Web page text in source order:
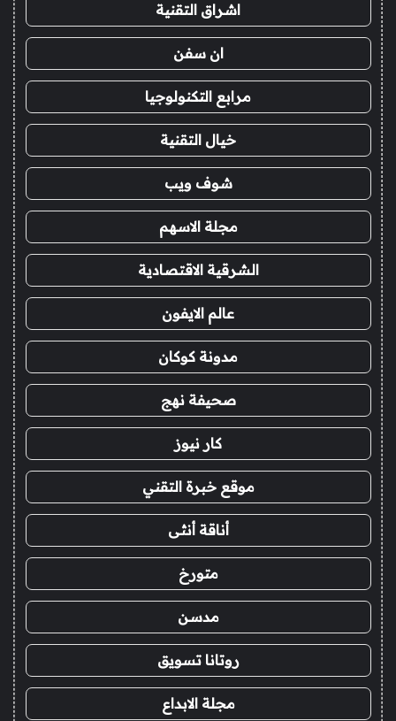
اشراق التقنية
ان سفن
مرابع التكنولوجيا
خيال التقنية
شوف ويب
مجلة الاسهم
الشرقية الاقتصادية
عالم الايفون
مدونة كوكان
صحيفة نهج
كار نيوز
موقع خبرة التقني
أناقة أنثى
متورخ
مدسن
روتانا تسويق
مجلة الابداع